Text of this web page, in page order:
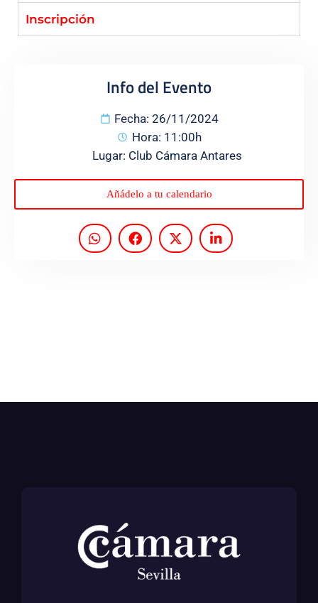
Programas
Inscripción
Info del Evento
Fecha: 26/11/2024
Hora: 11:00h
Lugar: Club Cámara Antares
Añádelo a tu calendario